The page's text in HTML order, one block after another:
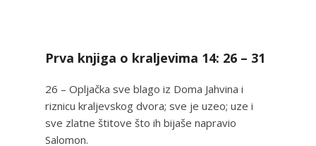
Prva knjiga o kraljevima 14: 26 – 31
26 – Opljačka sve blago iz Doma Jahvina i
riznicu kraljevskog dvora; sve je uzeo; uze i
sve zlatne štitove što ih bijaše napravio
Salomon.